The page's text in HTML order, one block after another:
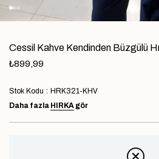
Cessil Kahve Kendinden Büzgülü
₺899,99
Stok Kodu
HRK321-KHV
Daha fazla HIRKA gör